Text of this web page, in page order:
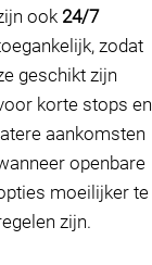
ook 24/7
zodat
geschikt zijn
korte stops en
latere aankomsten
openbare
moeilijker te
zijn.